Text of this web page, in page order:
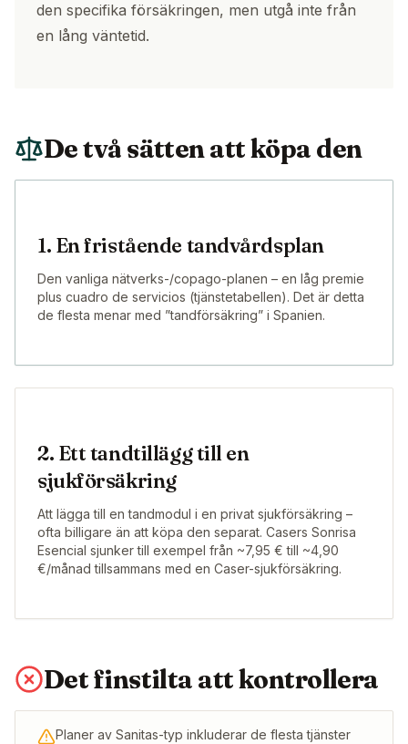
den specifika försäkringen, men utgå inte från
en lång väntetid.
De två sätten att köpa den
1. En fristående tandvårdsplan
Den vanliga nätverks-/copago-planen – en låg premie
plus cuadro de servicios (tjänstetabellen). Det är detta
de flesta menar med ”tandförsäkring” i Spanien.
2. Ett tandtillägg till en
sjukförsäkring
Att lägga till en tandmodul i en privat sjukförsäkring –
ofta billigare än att köpa den separat. Casers Sonrisa
Esencial sjunker till exempel från ~7,95 € till ~4,90
€/månad tillsammans med en Caser-sjukförsäkring.
Det finstilta att kontrollera
Planer av Sanitas-typ inkluderar de flesta tjänster